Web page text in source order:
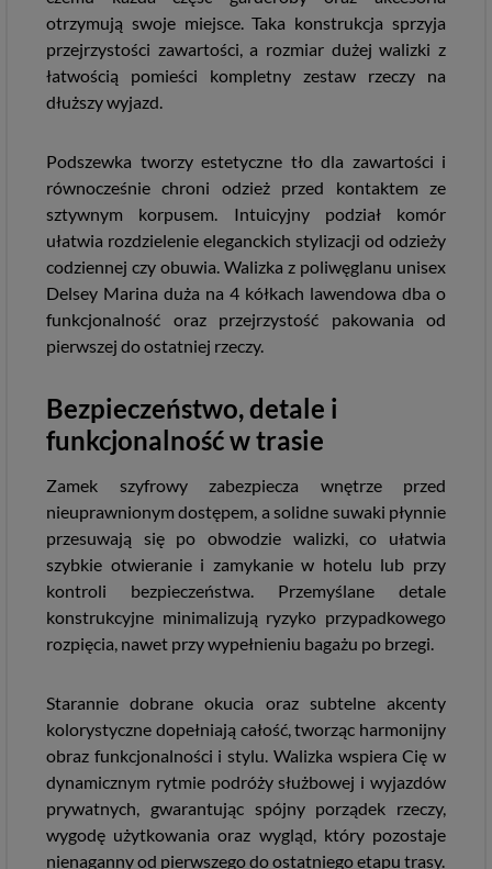
otrzymują swoje miejsce. Taka konstrukcja sprzyja
przejrzystości zawartości, a rozmiar dużej walizki z
łatwością pomieści kompletny zestaw rzeczy na
dłuższy wyjazd.
Podszewka tworzy estetyczne tło dla zawartości i
równocześnie chroni odzież przed kontaktem ze
sztywnym korpusem. Intuicyjny podział komór
ułatwia rozdzielenie eleganckich stylizacji od odzieży
codziennej czy obuwia. Walizka z poliwęglanu unisex
Delsey Marina duża na 4 kółkach lawendowa dba o
funkcjonalność oraz przejrzystość pakowania od
pierwszej do ostatniej rzeczy.
Bezpieczeństwo, detale i
funkcjonalność w trasie
Zamek szyfrowy zabezpiecza wnętrze przed
nieuprawnionym dostępem, a solidne suwaki płynnie
przesuwają się po obwodzie walizki, co ułatwia
szybkie otwieranie i zamykanie w hotelu lub przy
kontroli bezpieczeństwa. Przemyślane detale
konstrukcyjne minimalizują ryzyko przypadkowego
rozpięcia, nawet przy wypełnieniu bagażu po brzegi.
Starannie dobrane okucia oraz subtelne akcenty
kolorystyczne dopełniają całość, tworząc harmonijny
obraz funkcjonalności i stylu. Walizka wspiera Cię w
dynamicznym rytmie podróży służbowej i wyjazdów
prywatnych, gwarantując spójny porządek rzeczy,
wygodę użytkowania oraz wygląd, który pozostaje
nienaganny od pierwszego do ostatniego etapu trasy.